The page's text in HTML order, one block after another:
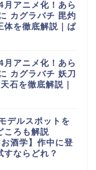
月アニメ化！あら
カグラバチ 毘灼
体を徹底解説｜ぱ
月アニメ化！あら
カグラバチ 妖刀
石を徹底解説｜
デルスポットを
ころも解説
お酒学】作中に登
ならどれ？